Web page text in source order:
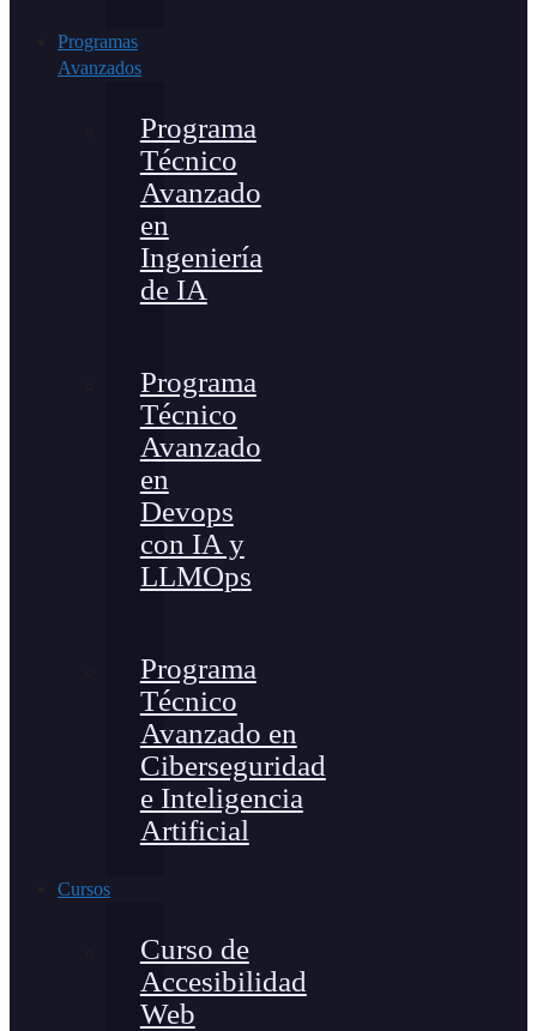
Programas
Avanzados
Programa
Técnico
Avanzado
en
Ingeniería
de IA
Programa
Técnico
Avanzado
en
Devops
con IA y
LLMOps
Programa
Técnico
Avanzado en
Ciberseguridad
e Inteligencia
Artificial
Cursos
Curso de
Accesibilidad
Web